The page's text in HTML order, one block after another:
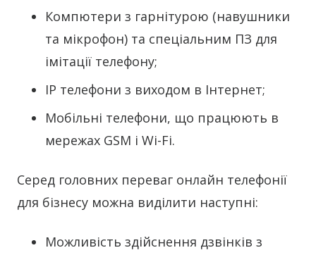
Компютери з гарнітурою (навушники
та мікрофон) та спеціальним ПЗ для
імітації телефону;
ІР телефони з виходом в Інтернет;
Мобільні телефони, що працюють в
мережах GSM і Wi-Fi.
Серед головних переваг онлайн телефонії
для бізнесу можна виділити наступні:
Можливість здійснення дзвінків з